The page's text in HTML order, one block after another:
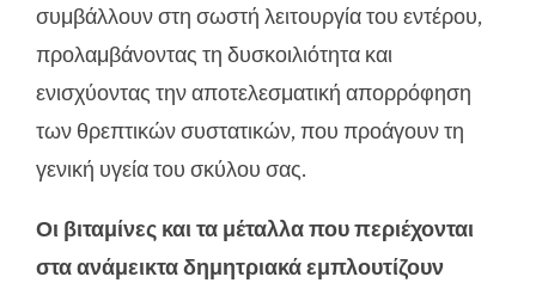
συμβάλλουν στη σωστή λειτουργία του εντέρου,
προλαμβάνοντας τη δυσκοιλιότητα και
ενισχύοντας την αποτελεσματική απορρόφηση
των θρεπτικών συστατικών, που προάγουν τη
γενική υγεία του σκύλου σας.
Οι βιταμίνες και τα μέταλλα που περιέχονται
στα ανάμεικτα δημητριακά εμπλουτίζουν